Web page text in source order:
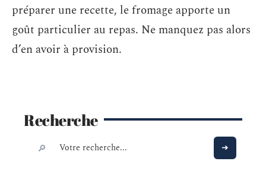
préparer une recette, le fromage apporte un
goût particulier au repas. Ne manquez pas alors
d’en avoir à provision.
Recherche